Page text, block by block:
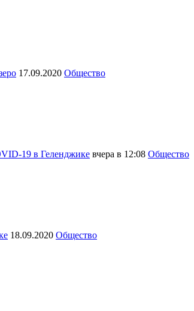
17.09.2020 Общество
19 в Геленджике вчера в 12:08 Общество
18.09.2020 Общество